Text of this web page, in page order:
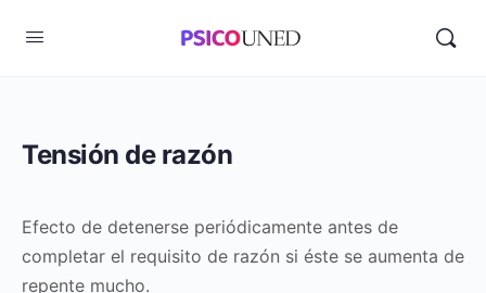
Tensión de razón
Efecto de detenerse periódicamente antes de
completar el requisito de razón si éste se aumenta de
repente mucho.